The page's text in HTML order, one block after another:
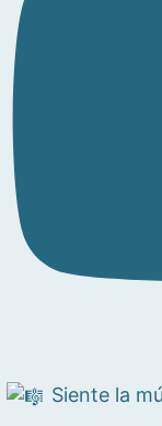
Siente la